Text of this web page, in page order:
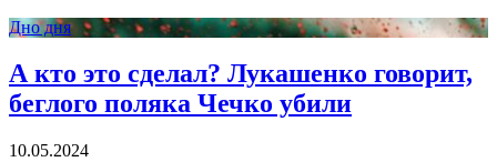
Дно дня
А кто это сделал? Лукашенко говорит,
беглого поляка Чечко убили
10.05.2024